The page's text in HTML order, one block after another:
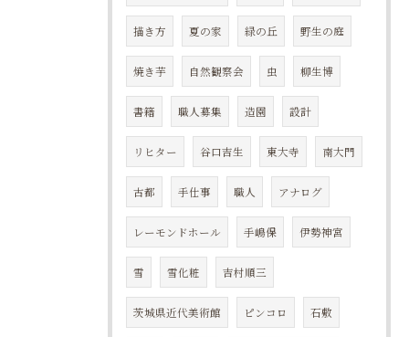
描き方 夏の家 緑の丘 野生の庭
焼き芋 自然観察会 虫 柳生博
書籍 職人募集 造園 設計
リヒター 谷口吉生 東大寺 南大門
古都 手仕事 職人 アナログ
レーモンドホール 手嶋保 伊勢神宮
雪 雪化粧 吉村順三
茨城県近代美術館 ピンコロ 石敷